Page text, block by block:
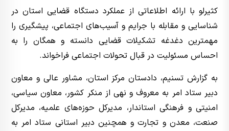
کثیرلو با ارائه اطلاعاتی از عملکرد دستگاه قضایی استان در
شناسایی و مقابله با جرایم و آسیب‌های اجتماعی، پیشگیری را
مهمترین دغدغه تشکیلات قضایی دانسته و همگان را به
احساس مسئولیت در قبال تحولات اجتماعی فراخواند.
به گزارش تسنیم، دادستان مرکز استان، مشاور عالی و معاون
دبیر ستاد امر به معروف و نهی از منکر کشور، معاون سیاسی،
امنیتی و فرهنگی استاندار، مدیرکل حوزه‌های علمیه، مدیرکل
صنعت، معدن و تجارت و همچنین دبیر استانی ستاد امر به